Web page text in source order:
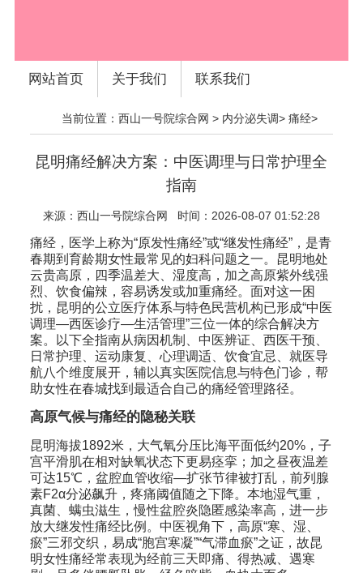
网站首页 关于我们 联系我们
当前位置：西山一号院综合网 > 内分泌失调>痛经>
昆明痛经解决方案：中医调理与日常护理全
指南
来源： 西山一号院综合网 时间：2026-08-07 01:52:28
痛经，医学上称为“原发性痛经”或“继发性痛经”，是青
春期到育龄期女性最常见的妇科问题之一。昆明地处
云贵高原，四季温差大、湿度高，加之高原紫外线强
烈、饮食偏辣，容易诱发或加重痛经。面对这一困
扰，昆明的公立医疗体系与特色民营机构已形成“中医
调理—西医诊疗—生活管理”三位一体的综合解决方
案。以下全指南从病因机制、中医辨证、西医干预、
日常护理、运动康复、心理调适、饮食宜忌、就医导
航八个维度展开，辅以真实医院信息与特色门诊，帮
助女性在春城找到最适合自己的痛经管理路径。
高原气候与痛经的隐秘关联
昆明海拔1892米，大气氧分压比海平面低约20%，子
宫平滑肌在相对缺氧状态下更易痉挛；加之昼夜温差
可达15℃，盆腔血管收缩—扩张节律被打乱，前列腺
素F2α分泌飙升，疼痛阈值随之下降。本地湿气重，
真菌、螨虫滋生，慢性盆腔炎隐匿感染率高，进一步
放大继发性痛经比例。中医视角下，高原“寒、湿、
瘀”三邪交织，易成“胞宫寒凝”“气滞血瘀”之证，故昆
明女性痛经常表现为经前三天即痛、得热减、遇寒